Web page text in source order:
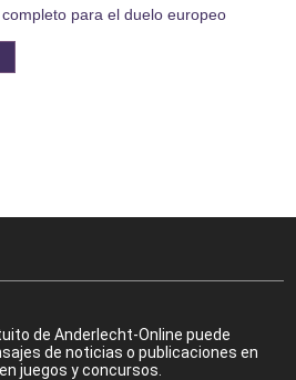
para el duelo europeo
de Anderlecht-Online puede
de noticias o publicaciones en
juegos y concursos.